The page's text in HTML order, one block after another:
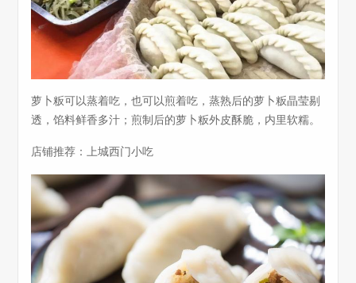
萝卜粄可以蒸着吃，也可以煎着吃，蒸熟后的萝卜粄晶莹剔
透，馅料鲜香多汁；煎制后的萝卜粄外皮酥脆，内里软糯。
店铺推荐：上城西门小吃